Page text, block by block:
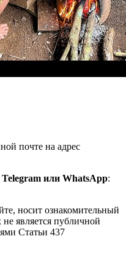
почте на адрес
или WhatsApp:
носит ознакомительный
является публичной
Статьи 437